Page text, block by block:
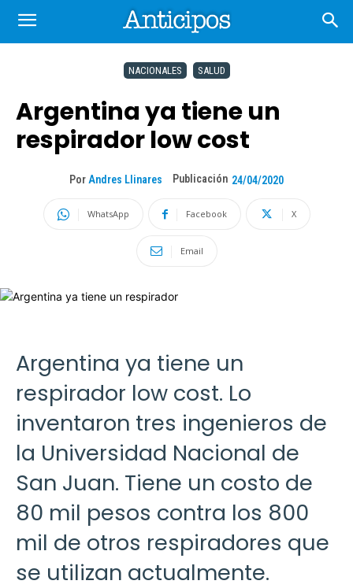
NACIONALES SALUD
Argentina ya tiene un
respirador low cost
Por Andres Llinares Publicación 24/04/2020
WhatsApp Facebook X
Email
Argentina ya tiene un
respirador low cost. Lo
inventaron tres ingenieros de
la Universidad Nacional de
San Juan. Tiene un costo de
80 mil pesos contra los 800
mil de otros respiradores que
se utilizan actualmente.